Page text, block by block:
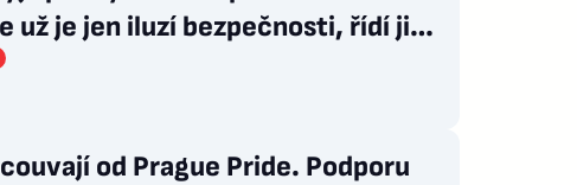
už je jen iluzí bezpečnosti, řídí ji
od Prague Pride. Podporu